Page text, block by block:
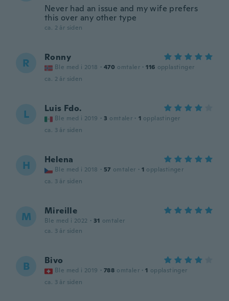
Never had an issue and my wife prefers
this over any other type
ca. 2 år siden
R Ronny
Ble med i 2018 · 470 omtaler · 116 opplastinger
ca. 2 år siden
L Luis Fdo.
Ble med i 2019 · 3 omtaler · 1 opplastinger
ca. 3 år siden
H Helena
Ble med i 2018 · 57 omtaler · 1 opplastinger
ca. 3 år siden
M Mireille
Ble med i 2022 · 31 omtaler
ca. 3 år siden
B Bivo
Ble med i 2019 · 788 omtaler · 1 opplastinger
ca. 3 år siden